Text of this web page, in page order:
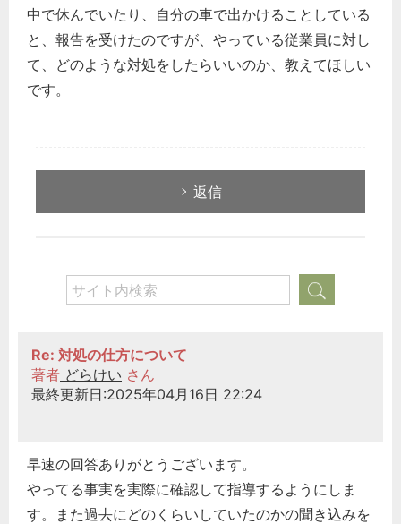
中で休んでいたり、自分の車で出かけることしている
と、報告を受けたのですが、やっている従業員に対し
て、どのような対処をしたらいいのか、教えてほしい
です。
返信
Re: 対処の仕方について
著者 どらけい さん
最終更新日:2025年04月16日 22:24
早速の回答ありがとうございます。
やってる事実を実際に確認して指導するようにしま
す。また過去にどのくらいしていたのかの聞き込みを